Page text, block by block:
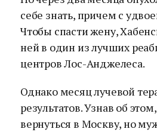
себе знать, причем с
Чтобы спасти жену,
ней в один из лучших
центров Лос-Анджелеса.
Однако месяц лучевой
результатов. Узнав об
вернуться в Москву, но